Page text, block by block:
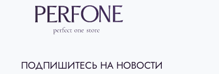
ПОДПИШИТЕСЬ НА НОВОСТИ